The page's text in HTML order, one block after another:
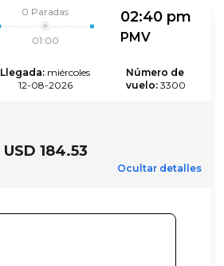
0 Paradas
01:00
02:40 pm
PMV
Llegada: miércoles
12-08-2026
Número de
vuelo: 3300
USD 184.53
Ocultar detalles